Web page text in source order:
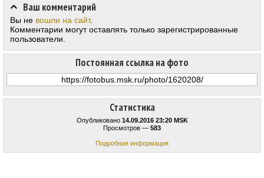
Статистика
Опубликовано 14.09.2016 23:20 MSK
Просмотров — 583
Подробная информация
Постоянная ссылка на фото
Ваш комментарий
Вы не вошли на сайт.
Комментарии могут оставлять только зарегистрированные
пользователи.